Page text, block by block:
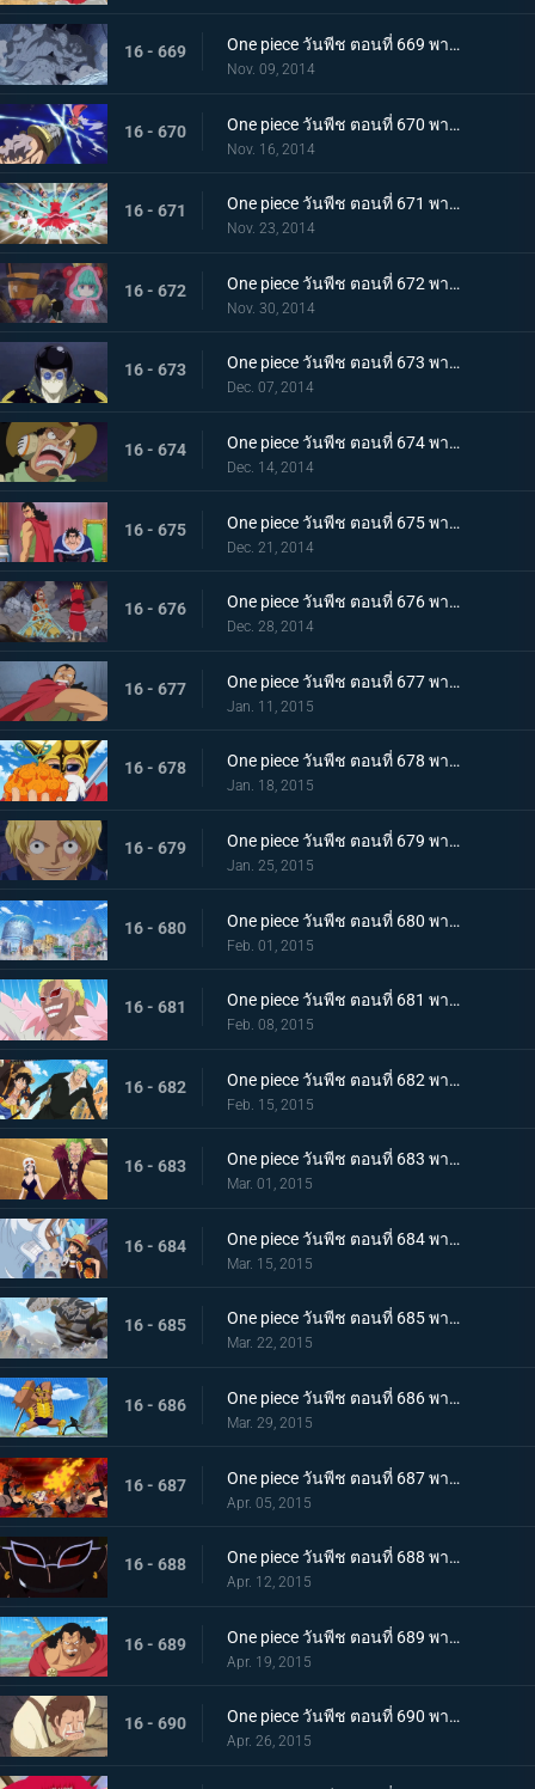
16 - 669 One piece วันพีช ตอนที่ 669 พากย์ไทย ปราสาทขยับได้! สุดยอดผู้บริหารพีก้าปรากฏตัว!
Nov. 09, 2014
16 - 670 One piece วันพีช ตอนที่ 670 พากย์ไทย ระเบิดกรงเล็บมังกร! ท่าโจมตีสุดอันตรายของลูซี่!
Nov. 16, 2014
16 - 671 One piece วันพีช ตอนที่ 671 พากย์ไทย จัดการชูการ์ กองทัพคนแคระบุกจู่โจม!
Nov. 23, 2014
16 - 672 One piece วันพีช ตอนที่ 672 พากย์ไทย ความหวังสุดท้าย ความลับของท่านหัวหน้า!
Nov. 30, 2014
16 - 673 One piece วันพีช ตอนที่ 673 พากย์ไทย มนุษย์พั้งค์ กลาดิอุสระเบิดครั้งใหญ่!
Dec. 07, 2014
16 - 674 One piece วันพีช ตอนที่ 674 พากย์ไทย คนโกหก อุโซแลนด์หนีเอาตัวรอด!
Dec. 14, 2014
16 - 675 One piece วันพีช ตอนที่ 675 พากย์ไทย การพบพานแห่งโชคชะตา เคียรอสและราชาริคุ!
Dec. 21, 2014
16 - 676 One piece วันพีช ตอนที่ 676 พากย์ไทย แผนการล้มเหลว! วีรบุรุษอุโซแลนด์เสียชีวิต!?
Dec. 28, 2014
16 - 677 One piece วันพีช ตอนที่ 677 พากย์ไทย ตำนานฟื้นคืนชีพ! การโจมตีสุดกำลังของเคียรอส
Jan. 11, 2015
16 - 678 One piece วันพีช ตอนที่ 678 พากย์ไทย หมัดอัคคีปะทุ! พลังของผลเมระเมระฟื้นกลับคืน
Jan. 18, 2015
16 - 679 One piece วันพีช ตอนที่ 679 พากย์ไทย ผู้กล้าเบิกโรง! ซาโบะ เสนาธิการกองทัพปฏิวัติ
Jan. 25, 2015
16 - 680 One piece วันพีช ตอนที่ 680 พากย์ไทย กับดักอันชั่วร้าย!!! แผนทำลายล้างเดรสโรซ่า!
Feb. 01, 2015
16 - 681 One piece วันพีช ตอนที่ 681 พากย์ไทย ชายผู้มีค่าหัว 500 ล้าน อุโซแลนด์ตกเป็นเป้า!
Feb. 08, 2015
16 - 682 One piece วันพีช ตอนที่ 682 พากย์ไทย ฝ่าแดนศัตรู! ลูฟี่และโซโลเริ่มตอบโต้
Feb. 15, 2015
16 - 683 One piece วันพีช ตอนที่ 683 พากย์ไทย สะเทือนทั่วปฐพี!! พีก้า เทพแห่งการทำลายล้างปรากฏตัว
Mar. 01, 2015
16 - 684 One piece วันพีช ตอนที่ 684 พากย์ไทย รวมพลครั้งใหญ่ ลูฟี่และกลุ่มนักสู้สุดโหด
Mar. 15, 2015
16 - 685 One piece วันพีช ตอนที่ 685 พากย์ไทย ฝ่าทะลวงเข้าไป! กองทัพลูฟี่ ปะทะ พีก้า
Mar. 22, 2015
16 - 686 One piece วันพีช ตอนที่ 686 พากย์ไทย คำสารภาพที่น่าตกใจ คำสาบานที่แลกด้วยชีวิตของลอว์
Mar. 29, 2015
16 - 687 One piece วันพีช ตอนที่ 687 พากย์ไทย การปะทะครั้งใหญ่!!! เสนาธิการใหญ่ ซาโบ ปะทะ พลเรือเอก ฟูจิโทระ
Apr. 05, 2015
16 - 688 One piece วันพีช ตอนที่ 688 พากย์ไทย เข้าตาจน! ลูฟี่ตกหลุมพราง!
Apr. 12, 2015
16 - 689 One piece วันพีช ตอนที่ 689 พากย์ไทย เปิดทางหนี!! ลูฟี่หมัดปืนช้างคืนชีพ!
Apr. 19, 2015
16 - 690 One piece วันพีช ตอนที่ 690 พากย์ไทย แนวร่วมพันธมิตร ลูฟี่ฝ่าทะลวงสู่ชัยชนะ !
Apr. 26, 2015